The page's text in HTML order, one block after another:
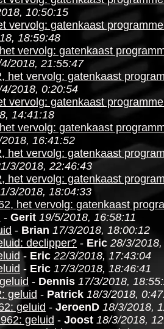
10:50:15
vervolg: gatenkaast
18:59:48
vervolg: gatenkaast
2018, 21:55:47
het vervolg: gatenkaast
4/2018, 0:20:54
vervolg: gatenkaast
14:41:18
vervolg: gatenkaast
16:41:52
het vervolg: gatenkaast
3/2018, 22:46:43
het vervolg: gatenkaast
3/2018, 18:04:33
het vervolg: gatenkaast
- Gerit 19/5/2018, 16:58:11
- Brian 17/3/2018, 18:00:12
declipper? - Eric 28/3/
- Eric 22/3/2018, 17:43:04
- Eric 17/3/2018, 18:46:41
- Dennis 17/3/2018,
geluid - Patrick 18/3/2018,
geluid - JeroenD 18/3/2018,
geluid - Joost 18/3/2018,